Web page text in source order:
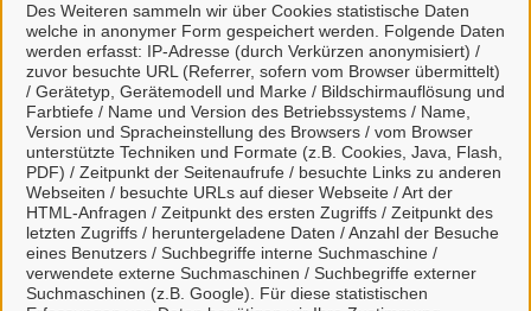
Des Weiteren sammeln wir über Cookies statistische Daten
welche in anonymer Form gespeichert werden. Folgende Daten
werden erfasst: IP-Adresse (durch Verkürzen anonymisiert) /
zuvor besuchte URL (Referrer, sofern vom Browser übermittelt)
/ Gerätetyp, Gerätemodell und Marke / Bildschirmauflösung und
Farbtiefe / Name und Version des Betriebssystems / Name,
Version und Spracheinstellung des Browsers / vom Browser
unterstützte Techniken und Formate (z.B. Cookies, Java, Flash,
PDF) / Zeitpunkt der Seitenaufrufe / besuchte Links zu anderen
Webseiten / besuchte URLs auf dieser Webseite / Art der
HTML-Anfragen / Zeitpunkt des ersten Zugriffs / Zeitpunkt des
letzten Zugriffs / heruntergeladene Daten / Anzahl der Besuche
eines Benutzers / Suchbegriffe interne Suchmaschine /
verwendete externe Suchmaschinen / Suchbegriffe externer
Suchmaschinen (z.B. Google). Für diese statistischen
IX. Rechte der betroffenen Person
Werden personenbezogene Daten von Ihnen verarbeitet,
sind Sie Betroffener i. S. d. DSGVO und es stehen Ihnen
folgende Rechte gegenüber dem Verantwortlichen zu:
1. Auskunftsrecht
Sie können von dem Verantwortlichen eine Bestätigung
darüber verlangen, ob personenbezogene Daten, die Sie
betreffen, von uns verarbeitet werden.